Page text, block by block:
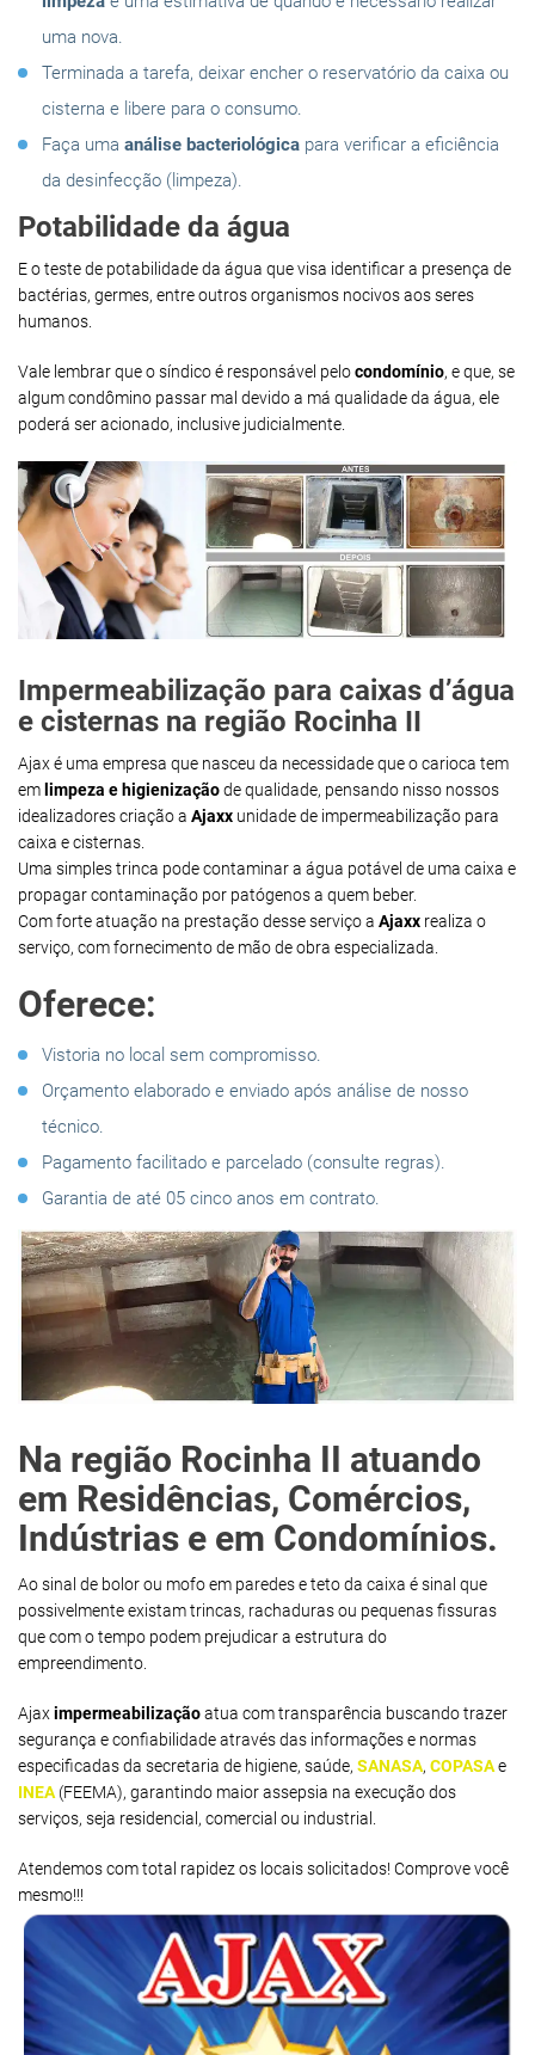
uma nova.
Terminada a tarefa, deixar encher o reservatório da caixa ou
cisterna e libere para o consumo.
Faça uma análise bacteriológica para verificar a eficiência
da desinfecção (limpeza).
Potabilidade da água
E o teste de potabilidade da água que visa identificar a presença de
bactérias, germes, entre outros organismos nocivos aos seres
humanos.
Vale lembrar que o síndico é responsável pelocondomínio, e que, se
algum condômino passar mal devido a má qualidade da água, ele
poderá ser acionado, inclusive judicialmente.
Impermeabilização para caixas d’água
e cisternas na região Rocinha II
Ajax é uma empresa que nasceu da necessidade que o carioca tem
em limpeza e higienizaçãode qualidade, pensando nisso nossos
idealizadores criação a Ajaxx unidade de impermeabilização para
caixa e cisternas.
Uma simples trinca pode contaminar a água potável de uma caixa e
propagar contaminação por patógenos a quem beber.
Com forte atuação na prestação desse serviço a Ajaxx realiza o
serviço, com fornecimento de mão de obra especializada.
Oferece:
Vistoria no local sem compromisso.
Orçamento elaborado e enviado após análise de nosso
técnico.
Pagamento facilitado e parcelado (consulte regras).
Garantia de até 05 cinco anos em contrato.
Na região Rocinha II atuando
em Residências, Comércios,
Indústrias e em Condomínios.
Ao sinal de bolor ou mofo em paredes e teto da caixa é sinal que
possivelmente existam trincas, rachaduras ou pequenas fissuras
que com o tempo podem prejudicar a estrutura do
empreendimento.
Ajaximpermeabilizaçãoatua com transparência buscando trazer
segurança e confiabilidade através das informações e normas
especificadas da secretaria de higiene, saúde, SANASA, COPASAe
INEA (FEEMA), garantindo maior assepsia na execução dos
serviços, seja residencial, comercial ou industrial.
Atendemos com total rapidez os locais solicitados! Comprove você
mesmo!!!